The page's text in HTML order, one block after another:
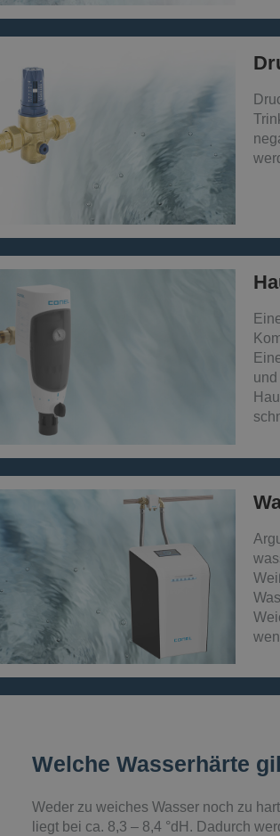
Welche Wasserhärte
Weder zu weiches Wasser noch zu
liegt bei ca. 8,3 – 8,4 °dH. Dadurch